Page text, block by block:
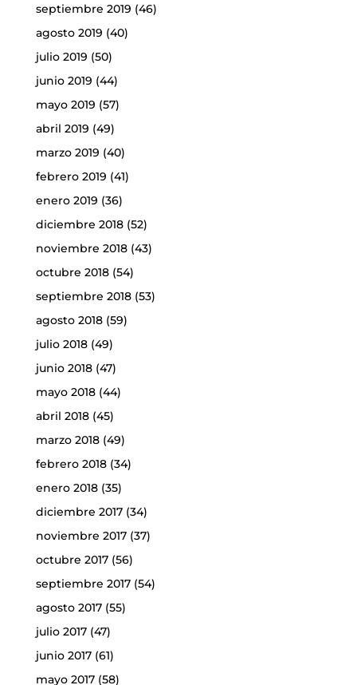
septiembre 2019 (46)
agosto 2019 (40)
julio 2019 (50)
junio 2019 (44)
mayo 2019 (57)
abril 2019 (49)
marzo 2019 (40)
febrero 2019 (41)
enero 2019 (36)
diciembre 2018(52)
noviembre 2018(43)
octubre 2018(54)
septiembre 2018(53)
agosto 2018(59)
julio 2018(49)
junio 2018(47)
mayo 2018(44)
abril 2018(45)
marzo 2018(49)
febrero 2018(34)
enero 2018(35)
diciembre 2017(34)
noviembre 2017(37)
octubre 2017(56)
septiembre 2017(54)
agosto 2017(55)
julio 2017(47)
junio 2017(61)
mayo 2017(58)